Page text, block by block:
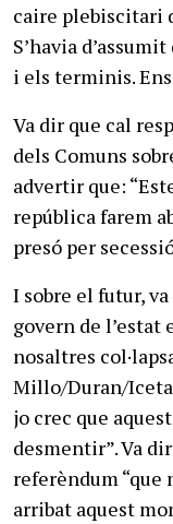
caire plebiscitari
S’havia
i els terminis.
Va dir que cal
dels Comuns
advertir que:
república farem
presó per
I sobre el futur,
govern de l’estat
nosaltres
Millo/Duran/
jo crec que
desmentir”. Va
referèndum “que
arribat aquest